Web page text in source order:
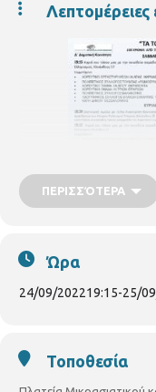
ΔΕΛΤΙΟ ΤΥΠΟΥΗ Δ΄
διοργανώνει διήμερο
& την Κυριακή 25
100 χρόνια από την
Θρακικού Ελληνισμού,
ΠΕΡΙΣΣΌΤΕΡΑ
Ώρα
24/09/202219:15-25/
Τοποθεσία